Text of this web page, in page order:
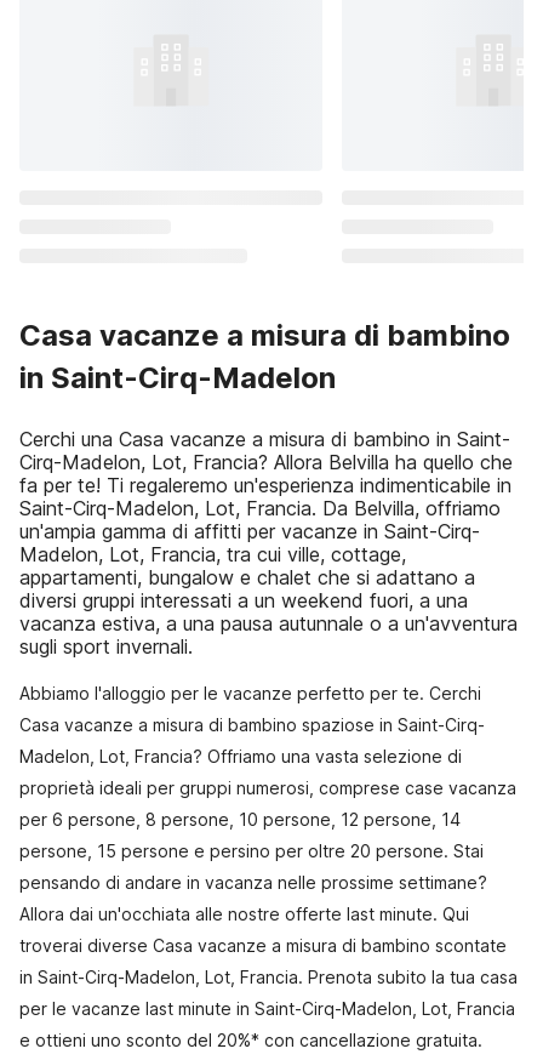
Casa vacanze a misura di bambino
in Saint-Cirq-Madelon
Cerchi una Casa vacanze a misura di bambino in Saint-
Cirq-Madelon, Lot, Francia? Allora Belvilla ha quello che
fa per te! Ti regaleremo un'esperienza indimenticabile in
Saint-Cirq-Madelon, Lot, Francia. Da Belvilla, offriamo
un'ampia gamma di affitti per vacanze in Saint-Cirq-
Madelon, Lot, Francia, tra cui ville, cottage,
appartamenti, bungalow e chalet che si adattano a
diversi gruppi interessati a un weekend fuori, a una
vacanza estiva, a una pausa autunnale o a un'avventura
sugli sport invernali.
Abbiamo l'alloggio per le vacanze perfetto per te. Cerchi
Casa vacanze a misura di bambino spaziose in Saint-Cirq-
Madelon, Lot, Francia? Offriamo una vasta selezione di
proprietà ideali per gruppi numerosi, comprese case vacanza
per 6 persone, 8 persone, 10 persone, 12 persone, 14
persone, 15 persone e persino per oltre 20 persone. Stai
pensando di andare in vacanza nelle prossime settimane?
Allora dai un'occhiata alle nostre offerte last minute. Qui
troverai diverse Casa vacanze a misura di bambino scontate
in Saint-Cirq-Madelon, Lot, Francia. Prenota subito la tua casa
per le vacanze last minute in Saint-Cirq-Madelon, Lot, Francia
e ottieni uno sconto del 20%* con cancellazione gratuita.